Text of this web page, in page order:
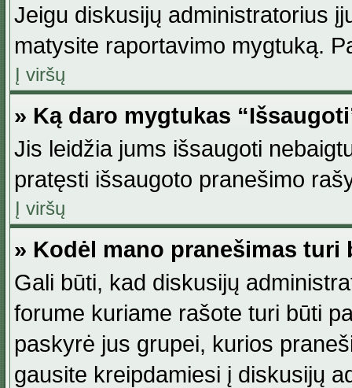
Jeigu diskusijų administratorius
matysite raportavimo mygtuką.
Į viršų
» Ką daro mygtukas
Jis leidžia jums išsaugoti
pratęsti išsaugoto pranešimo
Į viršų
» Kodėl mano pranešimas
Gali būti, kad diskusijų
forume kuriame rašote turi būti
paskyrė jus grupei, kurios
gausite kreipdamiesi į diskusijų